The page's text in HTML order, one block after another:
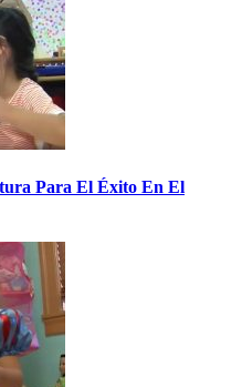
Para El Éxito En El